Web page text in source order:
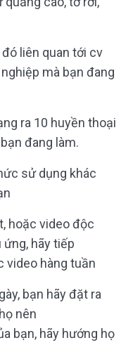
liên quan tới cv
mà bạn đang
ra 10 huyền thoại
đang làm.
sử dụng khác
hoặc video độc
hãy tiếp
video hàng tuần
bạn hãy đặt ra
nên
bạn, hãy hướng họ